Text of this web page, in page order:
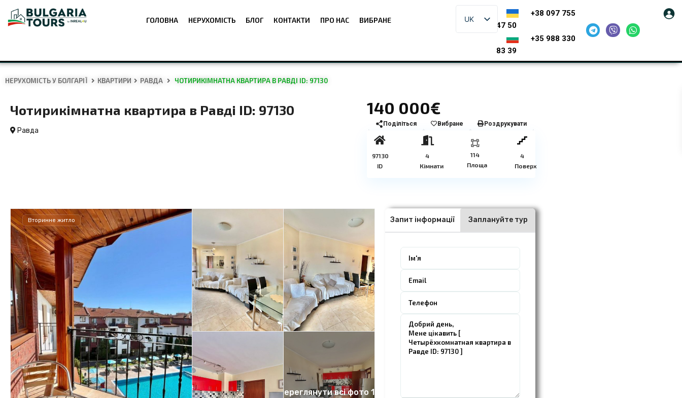
ГОЛОВНА НЕРУХОМІСТЬ БЛОГ КОНТАКТИ ПРО НАС ВИБРАНЕ UK
+38 097 755
47 50
+35 988 330
83 39
НЕРУХОМІСТЬ У БОЛГАРІЇ КВАРТИРИ РАВДА ЧОТИРИКІМНАТНА КВАРТИРА В РАВДІ ID: 97130
Чотирикімнатна квартира в Равді ID: 97130
Равда
140 000€
Поділіться Вибране Роздрукувати
97130
ID
4
Кімнати
114
Площа
4
Поверх
Переглянути всі фото 12
Вторинне житло Запит інформації Заплануйте тур